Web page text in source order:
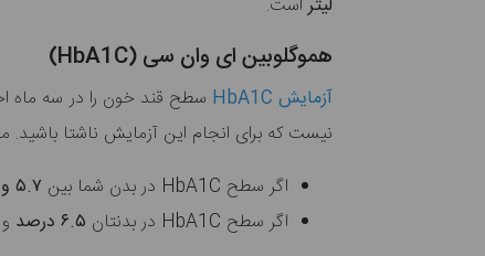
لیتراست.
هموگلوبین ای وان سی (HbA1C)
آزمایش HbA1C سطح قند خون را در سه ماه
نیست که برای انجام این آزمایش ناشتا باشید.
اگر سطح HbA1C در بدن شما بین
۵.۷ و ۶.۴ درصد
اگر سطح HbA1C در بدنتان
۶.۵ درصد